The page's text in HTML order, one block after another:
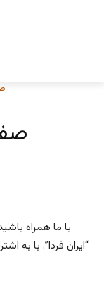
با ما همراه
“ایران فردا”. با به